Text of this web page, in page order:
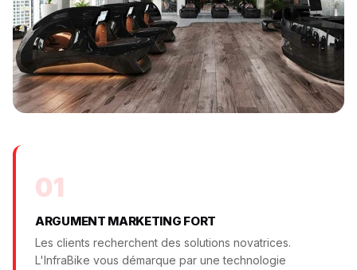
01
ARGUMENT MARKETING FORT
Les clients recherchent des solutions novatrices.
L'InfraBike vous démarque par une technologie